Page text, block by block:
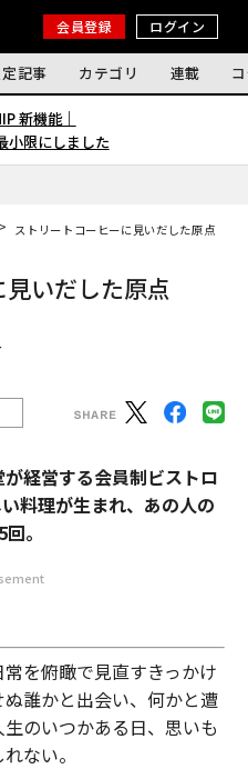
会員登録 ログイン
記事 カテゴリ 連載
新機能｜
小限にしました
ストリートコーヒーに見いだした原点
いだした原点
経営する会員制ビストロ
料理が生まれ、あの人の
。
を俯瞰で見直すきっかけ
誰かと出会い、何かと遭
のいつかある日、思いも
ない。